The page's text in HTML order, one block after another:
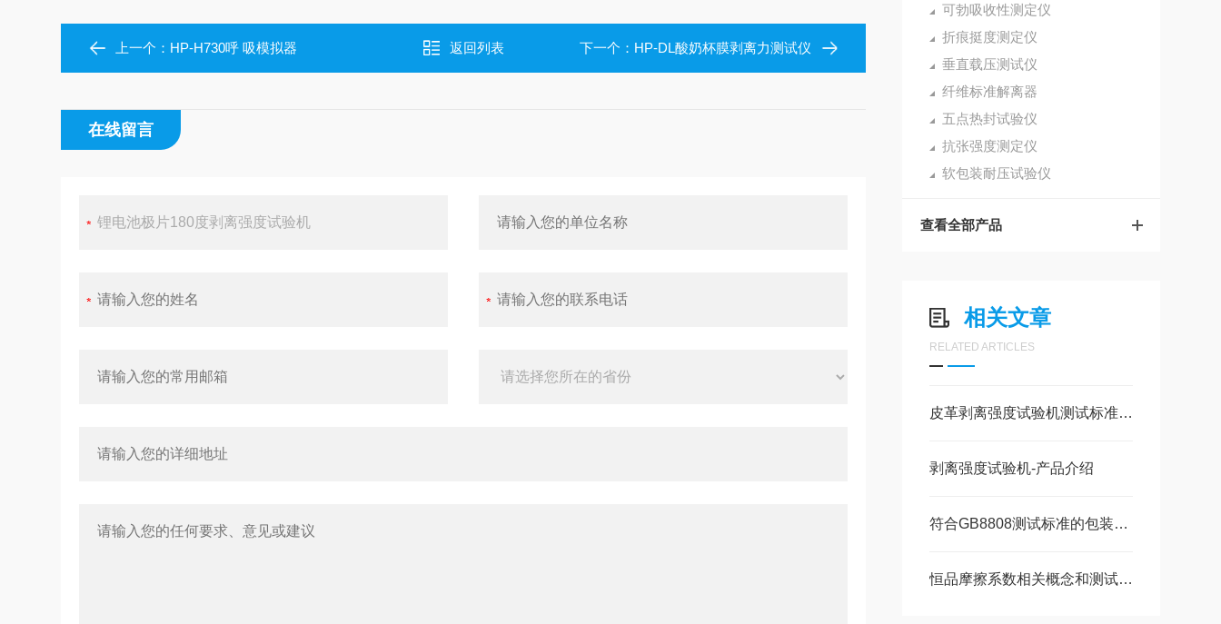
可勃吸收性测定仪
折痕挺度测定仪
垂直载压测试仪
纤维标准解离器
五点热封试验仪
抗张强度测定仪
软包装耐压试验仪
查看全部产品
相关文章
RELATED ARTICLES
皮革剥离强度试验机测试标准及方法
剥离强度试验机-产品介绍
符合GB8808测试标准的包装复合膜剥离强度试验机
恒品摩擦系数相关概念和测试方法
上一个： HP-H730呼 吸模拟器 返回列表 下一个： HP-DL酸奶杯膜剥离力测试仪
在线留言